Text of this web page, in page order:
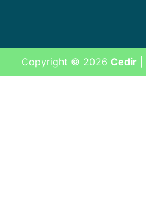
Copyright © 2026 Cedir|